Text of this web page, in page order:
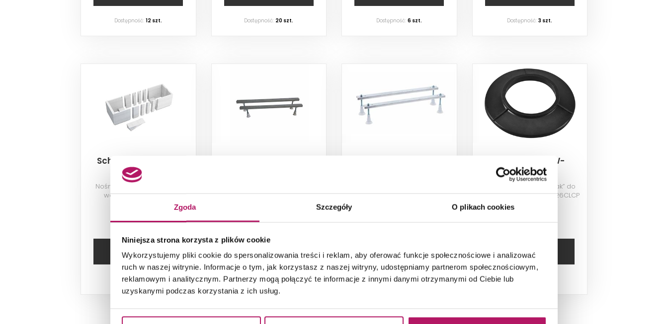
Zgoda Szczegóły O plikach cookies
Niniejsza strona korzysta z plików cookie
Wykorzystujemy pliki cookie do spersonalizowania treści i reklam, aby oferować funkcje społecznościowe i analizować
ruch w naszej witrynie. Informacje o tym, jak korzystasz z naszej witryny, udostępniamy partnerom społecznościowym,
reklamowym i analitycznym. Partnerzy mogą połączyć te informacje z innymi danymi otrzymanymi od Ciebie lub
uzyskanymi podczas korzystania z ich usług.
Dostępność:12 szt. Dostępność: 20 szt. Dostępność:6 szt. Dostępność:3 szt.
Schedpol 1.028-led
Nośnik stabilizujący LED do
wanien, 120x70x61 cm
KOSZYKA
Dostępność:3szt.
akrylowych
KOSZYKA
Dostępność:1 szt.
brodzików standardowych
KOSZYKA
Dostępność:2szt.
McAlpine P-RW-
CLICKSEAL
Uszczelka korka „klik-klak” do
syfonów HC2600CL, HC26CLCP
4,90 PLN
KOSZYKA
Dostępność: